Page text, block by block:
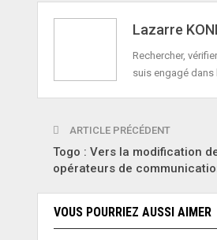
Lazarre
Rechercher,
suis engagé dans
ARTICLE PRÉCÉDENT
Togo : Vers la modification
opérateurs de
VOUS POURRIEZ AUSSI AIMER